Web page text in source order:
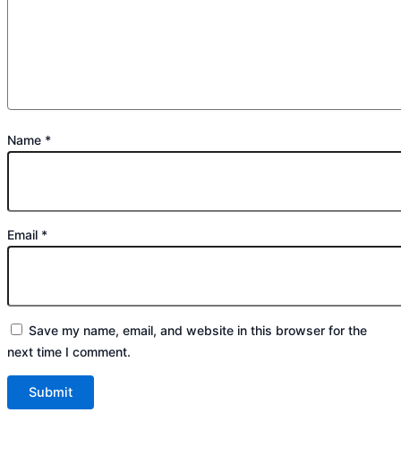
Name *
Email *
Save my name, email, and website in this browser for the
next time I comment.